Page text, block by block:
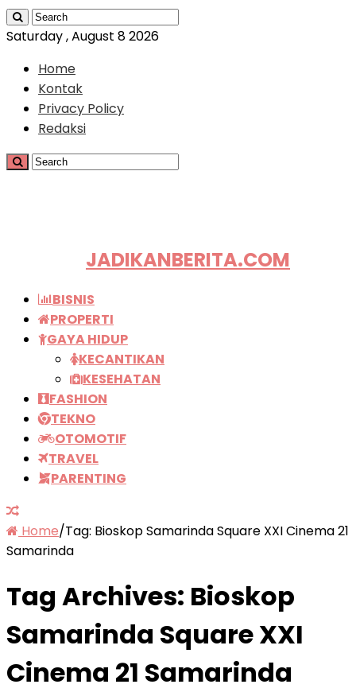
Saturday , August 8 2026
Home
Kontak
Privacy Policy
Redaksi
JADIKANBERITA.COM
BISNIS
PROPERTI
GAYA HIDUP
KECANTIKAN
KESEHATAN
FASHION
TEKNO
OTOMOTIF
TRAVEL
PARENTING
Home/Tag: Bioskop Samarinda Square XXI Cinema 21
Samarinda
Tag Archives: Bioskop
Samarinda Square XXI
Cinema 21 Samarinda